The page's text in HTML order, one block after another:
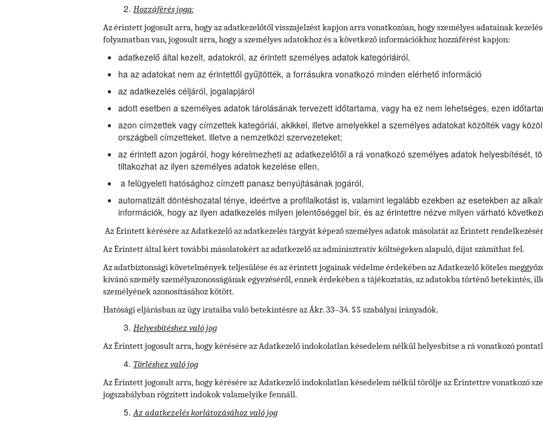
Hozzáférés joga:
Az érintett jogosult arra, hogy az adatkezelőtől visszajelzést kapjon arra vonatkozóan, hogy személyes adatainak
folyamatban van, jogosult arra, hogy a személyes adatokhoz és a következő információkhoz hozzáférést kapjon:
adatkezelő által kezelt, adatokról, az érintett személyes adatok kategóriáiról,
ha az adatokat nem az érintettől gyűjtötték, a forrásukra vonatkozó minden elérhető információ
az adatkezelés céljáról, jogalapjáról
adott esetben a személyes adatok tárolásának tervezett időtartama, vagy ha ez nem lehetséges, ezen
azon címzettek vagy címzettek kategóriái, akikkel, illetve amelyekkel a személyes adatokat közölték vagy
országbeli címzetteket, illetve a nemzetközi szervezeteket;
az érintett azon jogáról, hogy kérelmezheti az adatkezelőtől a rá vonatkozó személyes adatok helyesbítését,
tiltakozhat az ilyen személyes adatok kezelése ellen,
a felügyeleti hatósághoz címzett panasz benyújtásának jogáról,
automatizált döntéshozatal ténye, ideértve a profilalkotást is, valamint legalább ezekben az esetekben az
információk, hogy az ilyen adatkezelés milyen jelentőséggel bír, és az érintettre nézve milyen várható
Az Érintett kérésére az Adatkezelő az adatkezelés tárgyát képező személyes adatok másolatát az Érintett
Az Érintett által kért további másolatokért az adatkezelő az adminisztratív költségeken alapuló, díjat számíthat fel.
Az adatbiztonsági követelmények teljesülése és az érintett jogainak védelme érdekében az Adatkezelő köteles
kívánó személy személyazonosságának egyezéséről, ennek érdekében a tájékoztatás, az adatokba történő betekintés,
személyének azonosításához kötött.
Hatósági eljárásban az ügy irataiba való betekintésre az Ákr. 33–34. §§ szabályai irányadók.
Helyesbítéshez való jog
Az Érintett jogosult arra, hogy kérésére az Adatkezelő indokolatlan késedelem nélkül helyesbítse a rá vonatkozó
Törléshez való jog
Az Érintettjogosult arra, hogy kérésére az Adatkezelő indokolatlan késedelem nélkül törölje az Érintettre vonatkozó
jogszabályban rögzített indokok valamelyike fennáll.
Az adatkezelés korlátozásához való jog